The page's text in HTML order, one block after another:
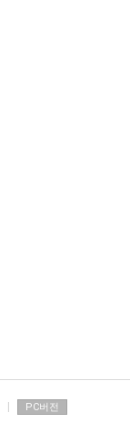
PC버전